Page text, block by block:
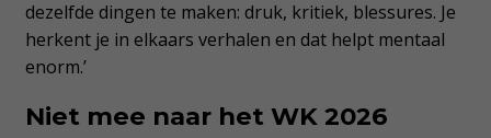
dezelfde dingen te maken: druk, kritiek, blessures. Je
herkent je in elkaars verhalen en dat helpt mentaal
enorm.’
Niet mee naar het WK 2026